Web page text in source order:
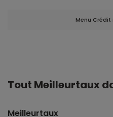
Menu
Tout Meilleurtaux
Meilleurtaux